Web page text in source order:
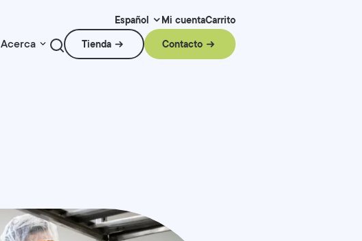
Español Mi cuentaCarrito
Acerca Tienda Contacto